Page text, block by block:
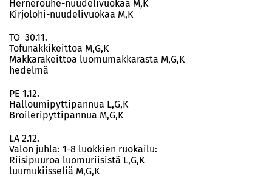
Hernerouhe-nuudelivuokaa M,K
Kirjolohi-nuudelivuokaa M,K
TO 30.11.
Tofunakkikeittoa M,G,K
Makkarakeittoa luomumakkarasta M,G,K
hedelmä
PE 1.12.
Halloumipyttipannua L,G,K
Broileripyttipannua M,G,K
LA 2.12.
Valon juhla: 1-8 luokkien ruokailu:
Riisipuuroa luomuriisistä L,G,K
luumukiisseliä M,G,K